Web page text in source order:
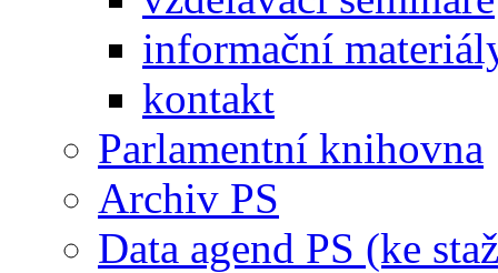
informační
kontakt
Parlamentní knihovna
Archiv PS
Data agend PS (ke